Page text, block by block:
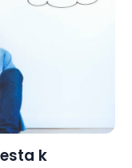
k